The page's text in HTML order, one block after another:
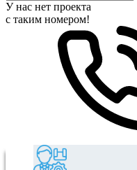
У нас нет проекта
с таким номером!